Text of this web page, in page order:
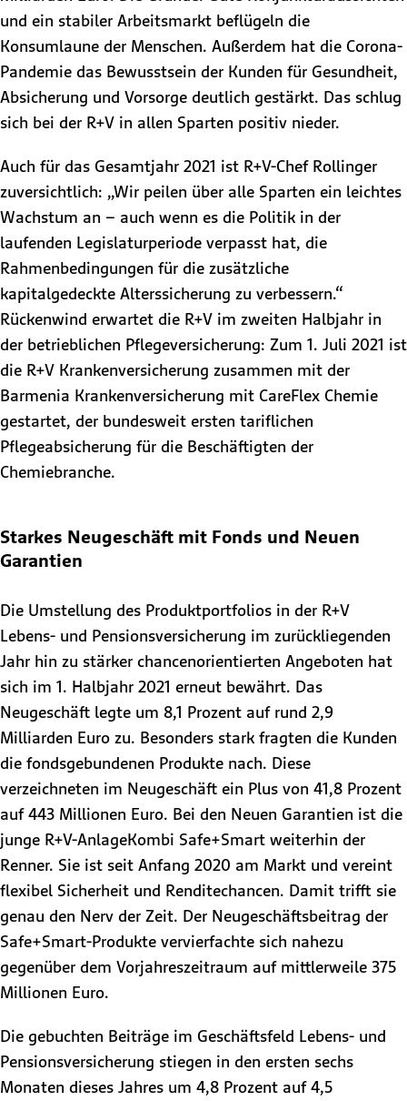
und ein stabiler Arbeitsmarkt beflügeln die
Konsumlaune der Menschen. Außerdem hat die Corona-
Pandemie das Bewusstsein der Kunden für Gesundheit,
Absicherung und Vorsorge deutlich gestärkt. Das schlug
sich bei der R+V in allen Sparten positiv nieder.
Auch für das Gesamtjahr 2021 ist R+V-Chef Rollinger
zuversichtlich: „Wir peilen über alle Sparten ein leichtes
Wachstum an – auch wenn es die Politik in der
laufenden Legislaturperiode verpasst hat, die
Rahmenbedingungen für die zusätzliche
kapitalgedeckte Alterssicherung zu verbessern.“
Rückenwind erwartet die R+V im zweiten Halbjahr in
der betrieblichen Pflegeversicherung: Zum 1. Juli 2021 ist
die R+V Krankenversicherung zusammen mit der
Barmenia Krankenversicherung mit CareFlex Chemie
gestartet, der bundesweit ersten tariflichen
Pflegeabsicherung für die Beschäftigten der
Chemiebranche.
Starkes Neugeschäft mit Fonds und Neuen
Garantien
Die Umstellung des Produktportfolios in der R+V
Lebens- und Pensionsversicherung im zurückliegenden
Jahr hin zu stärker chancenorientierten Angeboten hat
sich im 1. Halbjahr 2021 erneut bewährt. Das
Neugeschäft legte um 8,1 Prozent auf rund 2,9
Milliarden Euro zu. Besonders stark fragten die Kunden
die fondsgebundenen Produkte nach. Diese
verzeichneten im Neugeschäft ein Plus von 41,8 Prozent
auf 443 Millionen Euro. Bei den Neuen Garantien ist die
junge R+V-AnlageKombi Safe+Smart weiterhin der
Renner. Sie ist seit Anfang 2020 am Markt und vereint
flexibel Sicherheit und Renditechancen. Damit trifft sie
genau den Nerv der Zeit. Der Neugeschäftsbeitrag der
Safe+Smart-Produkte vervierfachte sich nahezu
gegenüber dem Vorjahreszeitraum auf mittlerweile 375
Millionen Euro.
Die gebuchten Beiträge im Geschäftsfeld Lebens- und
Pensionsversicherung stiegen in den ersten sechs
Monaten dieses Jahres um 4,8 Prozent auf 4,5